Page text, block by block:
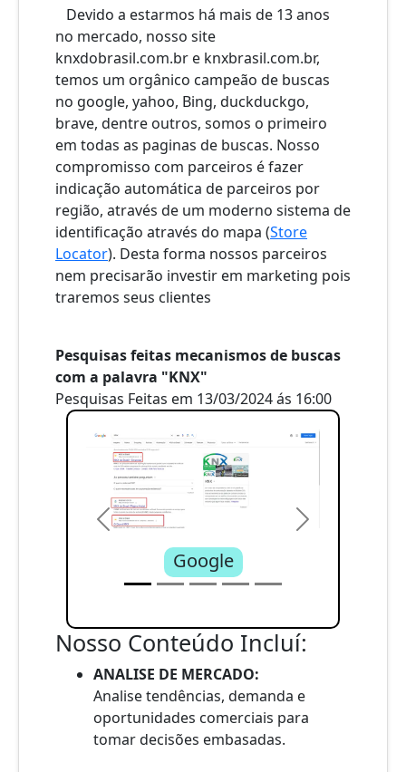
Devido a estarmos há mais de 13 anos
no mercado, nosso site
knxdobrasil.com.br e knxbrasil.com.br,
temos um orgânico campeão de buscas
no google, yahoo, Bing, duckduckgo,
brave, dentre outros, somos o primeiro
em todas as paginas de buscas. Nosso
compromisso com parceiros é fazer
indicação automática de parceiros por
região, através de um moderno sistema de
identificação através do mapa (Store
Locator). Desta forma nossos parceiros
nem precisarão investir em marketing pois
traremos seus clientes
Pesquisas feitas mecanismos de buscas
com a palavra "KNX"
Pesquisas Feitas em 13/03/2024 ás 16:00
Google
Previous Next
Nosso Conteúdo Incluí:
ANALISE DE MERCADO:
Analise tendências, demanda e
oportunidades comerciais para
tomar decisões embasadas.